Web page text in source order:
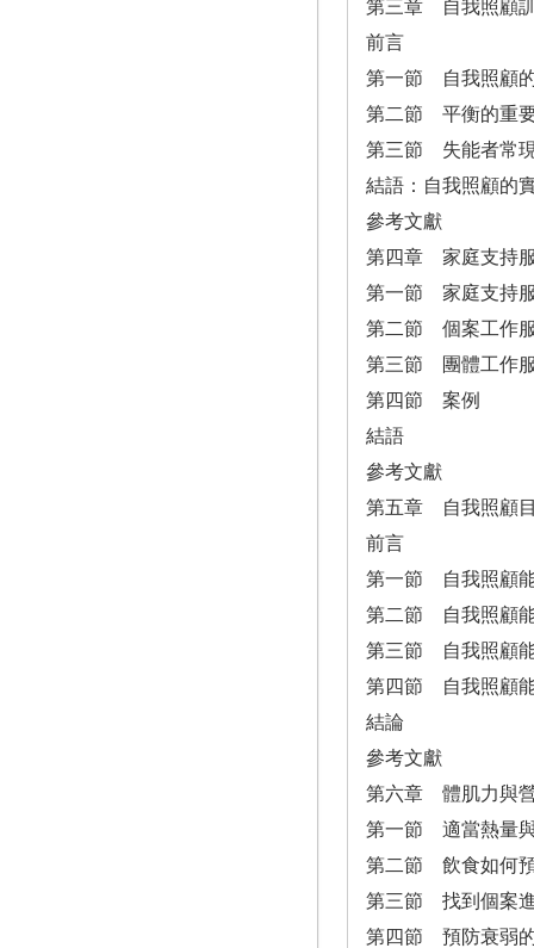
第三章 自我照顧
前言
第一節 自我照顧
第二節 平衡的重
第三節 失能者常
結語：自我照顧的
參考文獻
第四章 家庭支持
第一節 家庭支持
第二節 個案工作
第三節 團體工作
第四節 案例
結語
參考文獻
第五章 自我照顧
前言
第一節 自我照顧
第二節 自我照顧
第三節 自我照顧
第四節 自我照顧
結論
參考文獻
第六章 體肌力與
第一節 適當熱量
第二節 飲食如何
第三節 找到個案
第四節 預防衰弱